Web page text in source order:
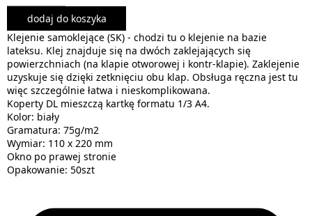
dodaj do koszyka
Klejenie samoklejące (SK) - chodzi tu o klejenie na bazie
lateksu. Klej znajduje się na dwóch zaklejających się
powierzchniach (na klapie otworowej i kontr-klapie). Zaklejenie
uzyskuje się dzięki zetknięciu obu klap. Obsługa ręczna jest tu
więc szczególnie łatwa i nieskomplikowana.
Koperty DL mieszczą kartkę formatu 1/3 A4.
Kolor: biały
Gramatura: 75g/m2
Wymiar: 110 x 220 mm
Okno po prawej stronie
Opakowanie: 50szt